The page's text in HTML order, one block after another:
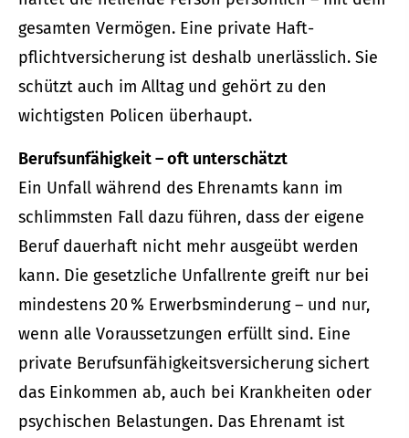
gesamten Vermögen. Eine private Haft­
pflichtversicherung ist deshalb unerlässlich. Sie
schützt auch im Alltag und gehört zu den
wichtigsten Policen überhaupt.
Berufs­unfähig­keit – oft unterschätzt
Ein Unfall während des Ehrenamts kann im
schlimmsten Fall dazu führen, dass der eigene
Beruf dauerhaft nicht mehr ausgeübt werden
kann. Die gesetzliche Unfallrente greift nur bei
mindestens 20 % Erwerbsminderung – und nur,
wenn alle Voraussetzungen erfüllt sind. Eine
private Berufs­unfähig­keitsversicherung sichert
das Einkommen ab, auch bei Krank­hei­ten oder
psychischen Belastungen. Das Ehrenamt ist